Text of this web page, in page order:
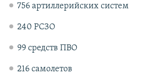
756 артиллерийских систем
240 РСЗО
99 средств ПВО
216 самолетов